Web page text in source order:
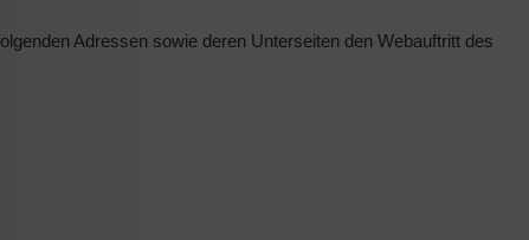
Adressen sowie deren Unterseiten den Webauftritt des